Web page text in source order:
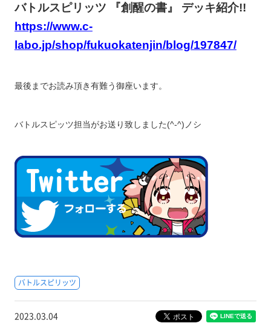
バトルスピリッツ 『創醒の書』 デッキ紹介!!
https://www.c-
labo.jp/shop/fukuokatenjin/blog/197847/
最後までお読み頂き有難う御座います。
バトルスピッツ担当がお送り致しました(^-^)ノシ
バトルスピリッツ
2023.03.04